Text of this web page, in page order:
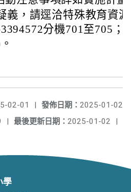
義，請逕洽特殊教育資
分機701至705；
發佈日期： 2025-01-02
02-01
|
最後更新日期： 2025-01-02 |
|
學